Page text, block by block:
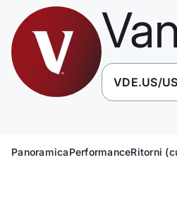
VDE.US/
PanoramicaPerformanceRitorni